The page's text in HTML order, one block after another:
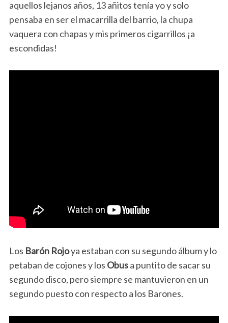
aquellos lejanos años, 13 añitos tenía yo y solo
pensaba en ser el macarrilla del barrio, la chupa
vaquera con chapas y mis primeros cigarrillos ¡a
escondidas!
Los Barón Rojoya estaban con su segundo álbum y lo
petaban de cojones y los Obusa puntito de sacar su
segundo disco, pero siempre se mantuvieron en un
segundo puesto con respecto a los Barones.